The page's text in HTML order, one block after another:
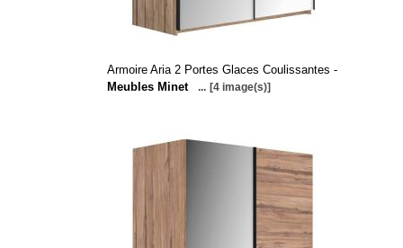
Armoire Aria 2 Portes Glaces Coulissantes -
Meubles Minet
... [4 image(s)]